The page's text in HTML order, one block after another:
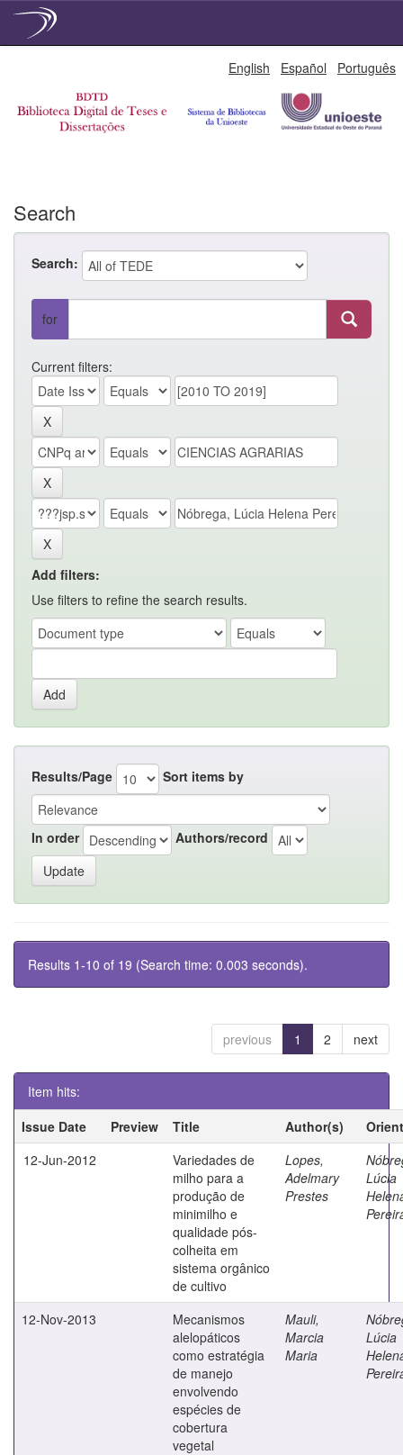
English Español Português
Search
Search:
for
Current filters:
Add filters:
Use filters to refine the search results.
Results/Page Sort items by
In order Authors/record
Results 1-10 of 19 (Search time: 0.003 seconds).
previous 1 2 next
Item hits:
Issue Date
Preview Title Author(s)
12-Jun-2012
Variedades de
milho para a
produção de
minimilho e
qualidade pós-
colheita em
sistema orgânico
de cultivo
Lopes,
Adelmary
Prestes
Lúcia
12-Nov-2013
Mecanismos
alelopáticos
como estratégia
de manejo
envolvendo
espécies de
cobertura
vegetal
Mauli,
Marcia
Maria
Lúcia